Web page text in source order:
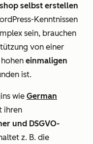
selbst erstellen
Kenntnissen
sein, brauchen
von einer
einmaligen
ist.
wie German
ihren
und DSGVO-
z. B. die